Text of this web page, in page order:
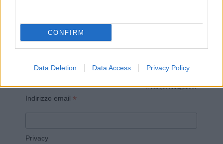
CONFIRM
Data Deletion Data Access Privacy Policy
Vuoi rimanere sempre aggiornato?
email periodiche contenenti le ultime notizie pubblicate
*campo obbligatorio
Indirizzo email *
Privacy